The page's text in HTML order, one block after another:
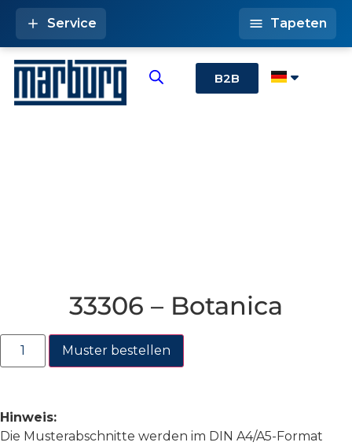
B2B
Service Tapeten
33306 – Botanica
Muster bestellen
Hinweis:
Die Musterabschnitte werden im DIN A4/A5-Format